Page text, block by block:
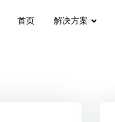
首页 解决方案